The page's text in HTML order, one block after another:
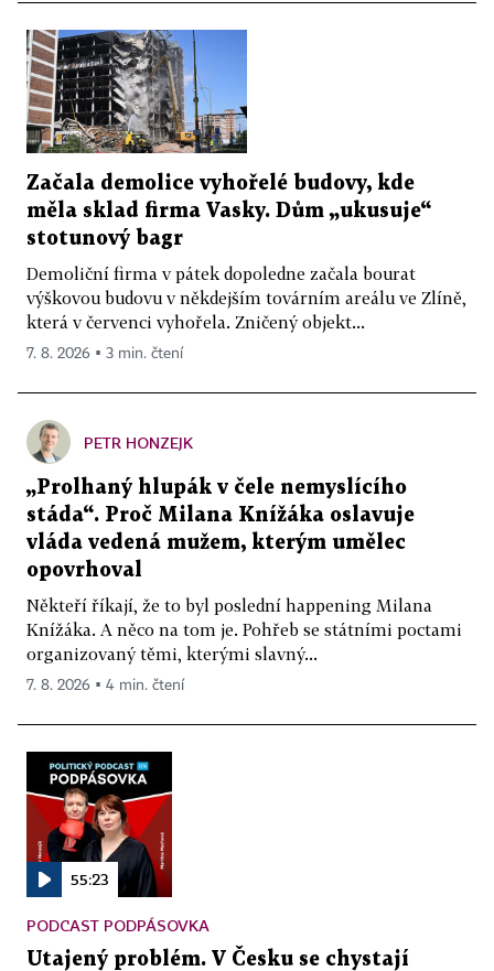
Začala demolice vyhořelé budovy, kde
měla sklad firma Vasky. Dům „ukusuje“
stotunový bagr
Demoliční firma v pátek dopoledne začala bourat
výškovou budovu v někdejším továrním areálu ve Zlíně,
která v červenci vyhořela. Zničený objekt...
7. 8. 2026 ▪ 3 min. čtení
PETR HONZEJK
„Prolhaný hlupák v čele nemyslícího
stáda“. Proč Milana Knížáka oslavuje
vláda vedená mužem, kterým umělec
opovrhoval
Někteří říkají, že to byl poslední happening Milana
Knížáka. A něco na tom je. Pohřeb se státními poctami
organizovaný těmi, kterými slavný...
7. 8. 2026 ▪ 4 min. čtení
55:23
PODCAST PODPÁSOVKA
Utajený problém. V Česku se chystají